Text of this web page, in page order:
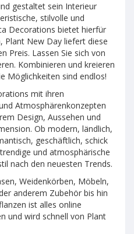
gestaltet sein Interieur
stilvolle und
Decorations bietet hierfür
Plant New Day liefert diese
Preis. Lassen Sie sich von
Kombinieren und kreieren
Möglichkeiten sind endlos!
mit ihren
Atmosphärenkonzepten
Design, Aussehen und
Ob modern, ländlich,
geschäftlich, schick
und atmosphärische
nach den neuesten Trends.
Weidenkörben, Möbeln,
anderem Zubehör bis hin
ist alles online
und wird schnell von Plant